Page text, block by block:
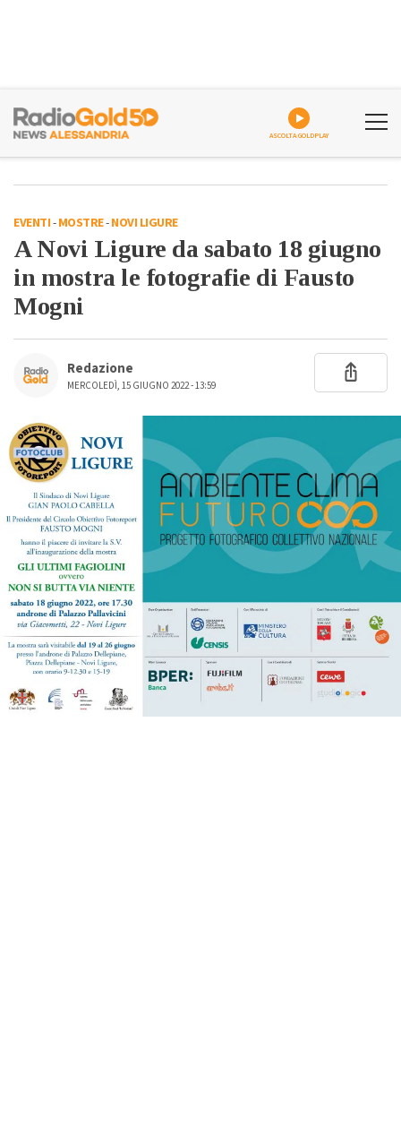
ASCOLTA GOLDPLAY
EVENTI-MOSTRE-NOVI LIGURE
A Novi Ligure da sabato 18 giugno
in mostra le fotografie di Fausto
Mogni
Redazione
MERCOLEDÌ, 15 GIUGNO 2022 - 13:59